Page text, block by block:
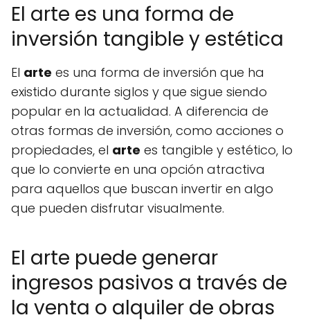
El arte es una forma de
inversión tangible y estética
El arte es una forma de inversión que ha
existido durante siglos y que sigue siendo
popular en la actualidad. A diferencia de
otras formas de inversión, como acciones o
propiedades, el arte es tangible y estético, lo
que lo convierte en una opción atractiva
para aquellos que buscan invertir en algo
que pueden disfrutar visualmente.
El arte puede generar
ingresos pasivos a través de
la venta o alquiler de obras